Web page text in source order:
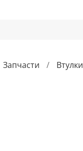
Запчасти Втулки